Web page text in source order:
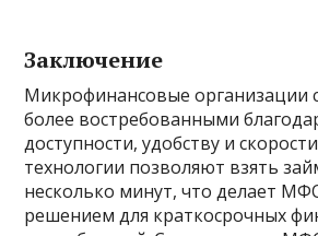
Заключение
Микрофинансовые организации
более востребованными
доступности, удобству и
технологии позволяют взять
несколько минут, что делает
решением для краткосрочных